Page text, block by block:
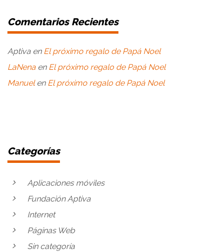
Comentarios Recientes
Aptiva en El próximo regalo de Papá Noel
LaNena en El próximo regalo de Papá Noel
Manuelen El próximo regalo de Papá Noel
Categorías
Aplicaciones móviles
Fundación Aptiva
Internet
Páginas Web
Sin categoría